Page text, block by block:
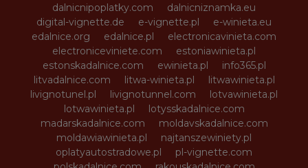
dalnicnipoplatky.com
dalnicniznamka.eu
digital-vignette.de
e-vignette.pl
e-winieta.eu
edalnice.org
edalnice.pl
electronicavinieta.com
electroniceviniete.com
estoniawinieta.pl
estonskadalnice.com
ewinieta.pl
info365.pl
litvadalnice.com
litwa-winieta.pl
litwawinieta.pl
livignotunel.pl
livignotunnel.com
lotvawinieta.pl
lotwawinieta.pl
lotysskadalnice.com
madarskadalnice.com
moldavskadalnice.com
moldawiawinieta.pl
najtanszewiniety.pl
oplatyautostradowe.pl
pl-vignette.com